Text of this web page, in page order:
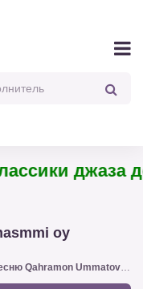
джаза до
oy
Ummatov - Kerakmasmmi oy bolaning